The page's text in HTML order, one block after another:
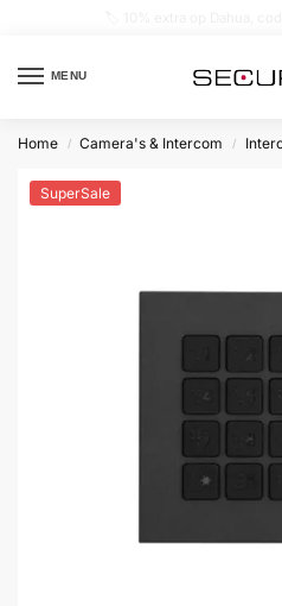
MENU
product…
Home / Camera's & Intercom /
SuperSale